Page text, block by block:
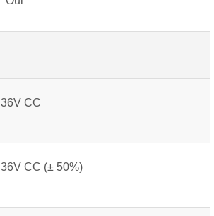
36V CC
36V CC (± 50%)